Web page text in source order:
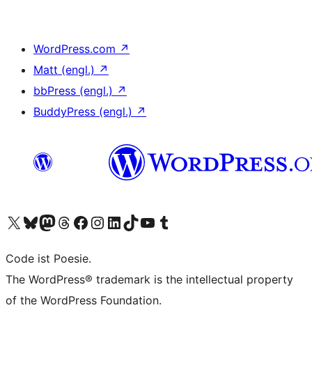
WordPress.com ↗
Matt (engl.) ↗
bbPress (engl.) ↗
BuddyPress (engl.) ↗
Unser X-Konto (früher Twitter) besuchen
Unser Bluesky-Konto besuchen
Unser Mastodon-Konto besuchen
Unser Threads-Konto besuchen
Unsere Facebook-Seite besuchen
Unser Instagram-Konto besuchen
Unser LinkedIn-Konto besuchen
Unser TikTok-Konto besuchen
Unseren YouTube-Kanal besuchen
Unser Tumblr-Konto besuchen
Code ist Poesie.
The WordPress® trademark is the intellectual property
of the WordPress Foundation.